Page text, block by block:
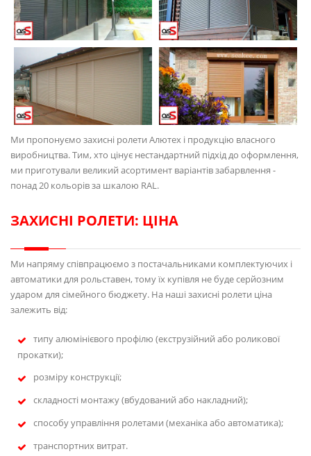
Ми пропонуємо захисні ролети Алютех і продукцію власного
виробництва. Тим, хто цінує нестандартний підхід до оформлення,
ми приготували великий асортимент варіантів забарвлення -
понад 20 кольорів за шкалою RAL.
ЗАХИСНІ РОЛЕТИ: ЦІНА
Ми напряму співпрацюємо з постачальниками комплектуючих і
автоматики для рольставен, тому їх купівля не буде серйозним
ударом для сімейного бюджету. На наші захисні ролети ціна
залежить від:
типу алюмінієвого профілю (екструзійний або роликової
прокатки);
розміру конструкції;
складності монтажу (вбудований або накладний);
способу управління ролетами (механіка або автоматика);
транспортних витрат.